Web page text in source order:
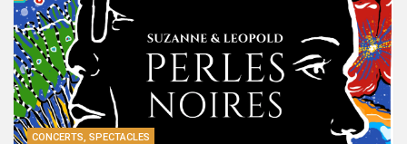
CONCERTS, SPECTACLES